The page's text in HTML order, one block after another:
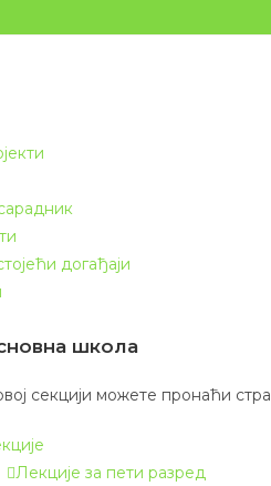
догађаји
школа
секцији можете пронаћи
Лекције за пети разред